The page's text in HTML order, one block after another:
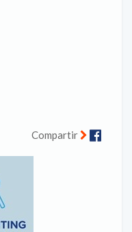
Compartir